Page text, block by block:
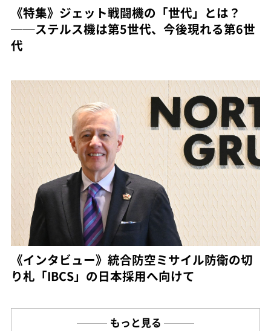
《特集》ジェット戦闘機の「世代」とは？
──ステルス機は第5世代、今後現れる第6世
代
《インタビュー》統合防空ミサイル防衛の切
り札「IBCS」の日本採用へ向けて
もっと見る